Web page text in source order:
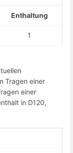
Enthaltung
1
Tragen einer
einer
in D120,